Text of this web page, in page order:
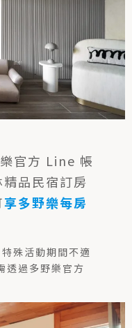
官方 Line 帳
品民宿訂房
享多野樂每房
殊活動期間不適
透過多野樂官方